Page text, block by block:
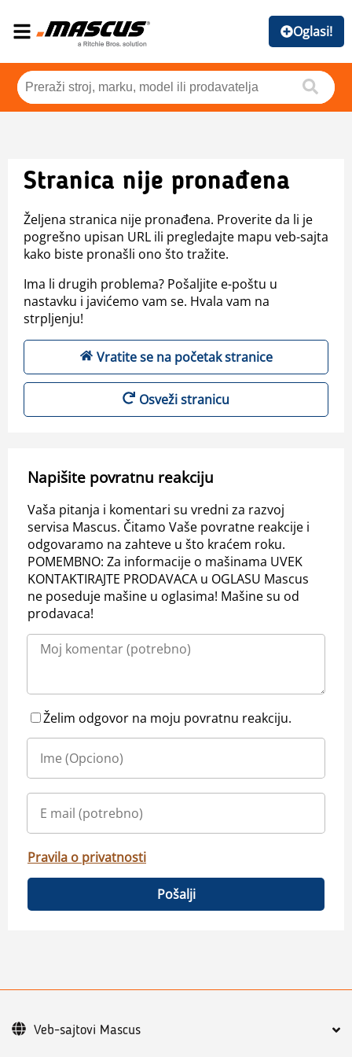
Oglasi!
Stranica nije pronađena
Željena stranica nije pronađena. Proverite da li je
pogrešno upisan URL ili pregledajte mapu veb-sajta
kako biste pronašli ono što tražite.
Ima li drugih problema? Pošaljite e-poštu u
nastavku i javićemo vam se. Hvala vam na
strpljenju!
Vratite se na početak stranice
Osveži stranicu
Napišite povratnu reakciju
Vaša pitanja i komentari su vredni za razvoj
servisa Mascus. Čitamo Vaše povratne reakcije i
odgovaramo na zahteve u što kraćem roku.
POMEMBNO: Za informacije o mašinama UVEK
KONTAKTIRAJTE PRODAVACA u OGLASU Mascus
ne poseduje mašine u oglasima! Mašine su od
prodavaca!
Želim odgovor na moju povratnu reakciju.
Pravila o privatnosti
Pošalji
Veb-sajtovi Mascus